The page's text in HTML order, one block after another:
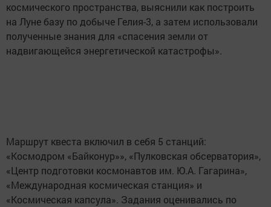
космического пространства, выяснили как построить
на Луне базу по добыче Гелия-3, а затем использовали
полученные знания для «спасения земли от
надвигающейся энергетической катастрофы».
Маршрут квеста включил в себя 5 станций:
«Космодром «Байконур»», «Пулковская обсерватория»,
«Центр подготовки космонавтов им. Ю.А. Гагарина»,
«Международная космическая станция» и
«Космическая капсула». Задания оценивались по